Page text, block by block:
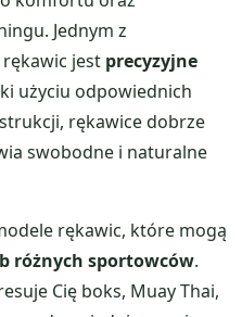
Jednym z
jest precyzyjne
użyciu odpowiednich
rękawice dobrze
swobodne i naturalne
rękawic, które mogą
różnych sportowców.
Cię boks, Muay Thai,